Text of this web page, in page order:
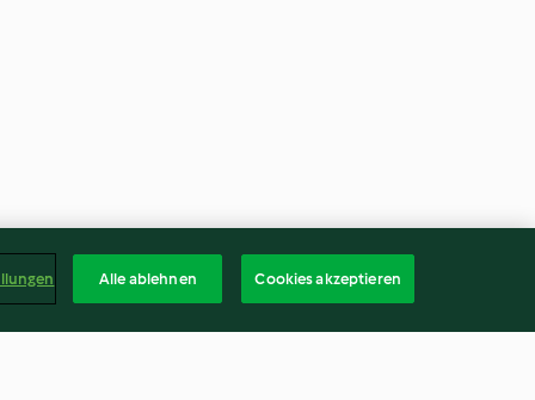
Alle ablehnen Cookies akzeptieren